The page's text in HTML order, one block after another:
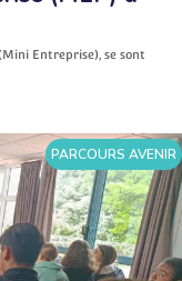
Entreprise), se sont
PARCOURS AVENIR